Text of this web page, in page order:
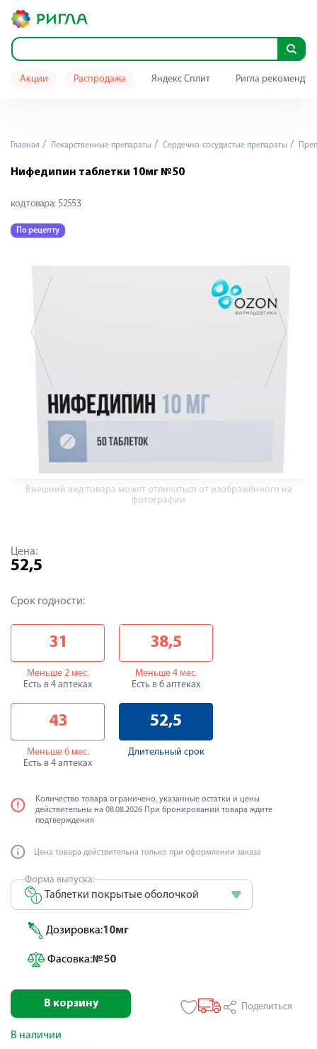
Акции Распродажа Яндекс Сплит Ригла
Главная Лекарственные препараты Сердечно-сосудистые препараты
Нифедипин таблетки 10мг №50
код товара: 52553
По рецепту
Внешний вид товара может отличаться от изображённого на
фотографии
Цена:
52,5
Срок годности:
31
Меньше 2 мес.
Есть в 4 аптеках
38,5
Меньше 4 мес.
Есть в 6 аптеках
43
Меньше 6 мес.
Есть в 4 аптеках
52,5
Длительный срок
Количество товара ограничено, указанные остатки и цены
действительны на 08.08.2026 При бронировании товара ждите
подтверждения
Цена товара действительна только при оформлении заказа
Форма выпуска:
Таблетки покрытые оболочкой
Дозировка:10мг
Фасовка:№50
В корзину Поделиться
В наличии